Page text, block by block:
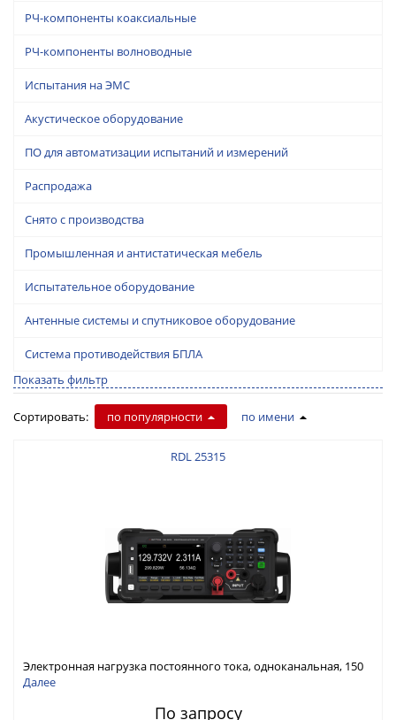
РЧ-компоненты коаксиальные
РЧ-компоненты волноводные
Испытания на ЭМС
Акустическое оборудование
ПО для автоматизации испытаний и измерений
Распродажа
Снято с производства
Промышленная и антистатическая мебель
Испытательное оборудование
Антенные системы и спутниковое оборудование
Система противодействия БПЛА
Показать фильтр
Сортировать: по популярности по имени
RDL 25315
Электронная нагрузка постоянного тока, одноканальная, 150
В, 30 А, 300 Вт
Далее
По запросу